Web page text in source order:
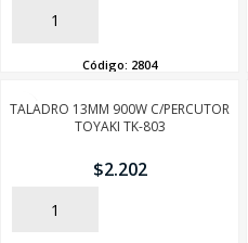
AÑADIR
Código: 2804
TALADRO 13MM 900W C/PERCUTOR
TOYAKI TK-803
$2.202
AÑADIR